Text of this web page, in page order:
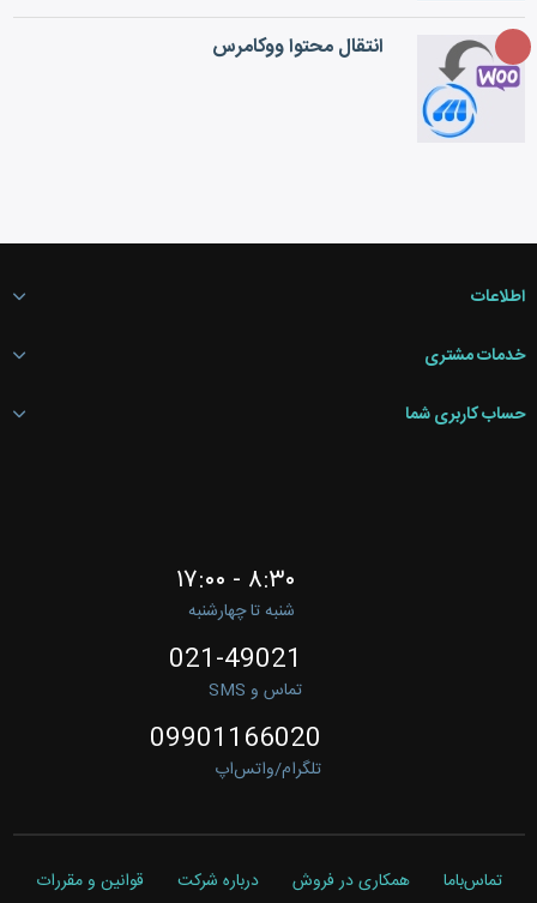
انتقال محتوا ووکامرس
اطلاعات
خدمات مشتری
حساب کاربری شما
۸:۳۰ - ۱۷:۰۰
شنبه تا چهارشنبه
021-49021
تماس و SMS
09901166020
تلگرام/واتس‌اپ
تماس‌باما همکاری در فروش درباره شرکت
قوانین و مقررات